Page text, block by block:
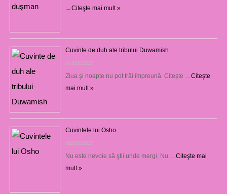
→Citeşte mai mult »
Cuvinte de duh ale tribului Duwamish
07/09/2023
Ziua şi noapte nu pot trăi împreună. Citește … Citeşte
mai mult »
Cuvintele lui Osho
06/09/2023
Nu este nevoie să ştii unde mergi. Nu … Citeşte mai
mult »